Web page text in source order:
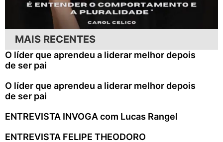
MAIS RECENTES
O líder que aprendeu a liderar melhor depois
de ser pai
O líder que aprendeu a liderar melhor depois
de ser pai
ENTREVISTA INVOGA com Lucas Rangel
ENTREVISTA FELIPE THEODORO